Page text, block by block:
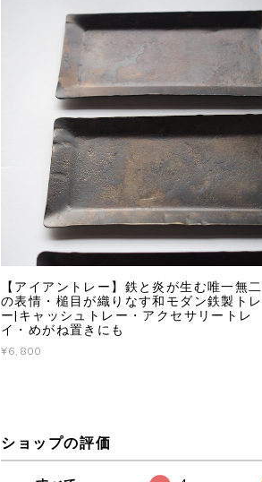
【アイアントレー】鉄と炎が生む唯一無二
の表情・槌目が織りなす和モダン鉄製トレ
ー|キャッシュトレー・アクセサリートレ
イ・めがね置きにも
¥6,800
ショップの評価